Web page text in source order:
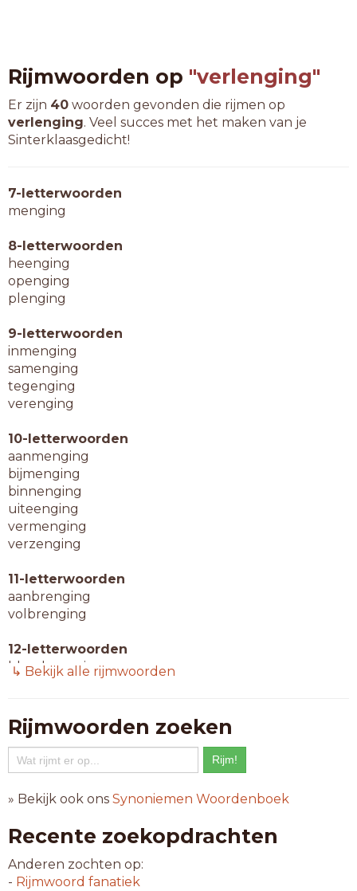
Rijmwoorden op "verlenging"
Er zijn 40 woorden gevonden die rijmen op
verlenging. Veel succes met het maken van je
Sinterklaasgedicht!
7-letterwoorden
menging
8-letterwoorden
heenging
openging
plenging
9-letterwoorden
inmenging
samenging
tegenging
verenging
10-letterwoorden
aanmenging
bijmenging
binnenging
uiteenging
vermenging
verzenging
11-letterwoorden
aanbrenging
volbrenging
12-letterwoorden
bloedmenging
13-letterwoorden
onderbrenging
terugbrenging
voortbrenging
baanverlenging
niet-inmenging
taalvermenging
↳ Bekijk alle rijmwoorden
Rijmwoorden zoeken
» Bekijk ook ons Synoniemen Woordenboek
Recente zoekopdrachten
Anderen zochten op:
- Rijmwoord fanatiek